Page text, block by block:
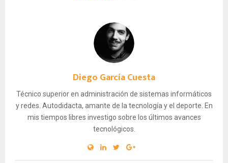
Diego García Cuesta
Técnico superior en administración de sistemas informáticos
y redes. Autodidacta, amante de la tecnología y el deporte. En
mis tiempos libres investigo sobre los últimos avances
tecnológicos.